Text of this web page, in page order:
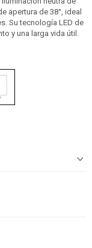
apertura de 38°, ideal
Su tecnología LED de
y una larga vida útil.